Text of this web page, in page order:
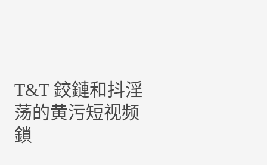
T&T 鉸鏈和抖淫
荡的黄污短视频
鎖